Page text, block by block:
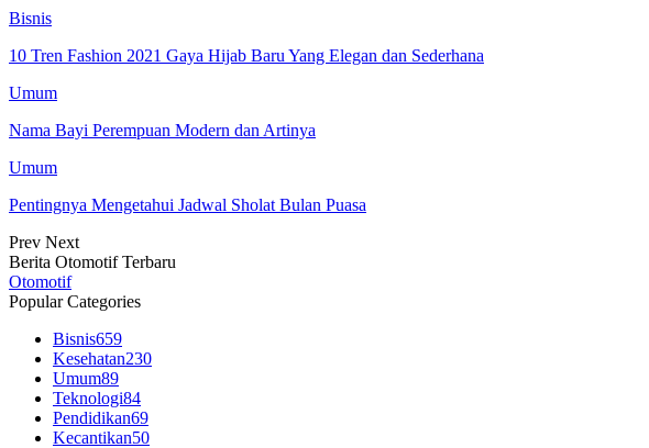
Bisnis
10 Tren Fashion 2021 Gaya Hijab Baru Yang Elegan dan Sederhana
Umum
Nama Bayi Perempuan Modern dan Artinya
Umum
Pentingnya Mengetahui Jadwal Sholat Bulan Puasa
Prev Next
Berita Otomotif Terbaru
Otomotif
Popular Categories
Bisnis659
Kesehatan230
Umum89
Teknologi84
Pendidikan69
Kecantikan50